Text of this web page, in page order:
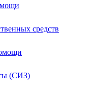
средств
(СИЗ)